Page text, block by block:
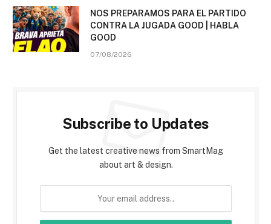
NOS PREPARAMOS PARA EL PARTIDO
CONTRA LA JUGADA GOOD | HABLA
GOOD
07/08/2026
Subscribe to Updates
Get the latest creative news from SmartMag
about art & design.